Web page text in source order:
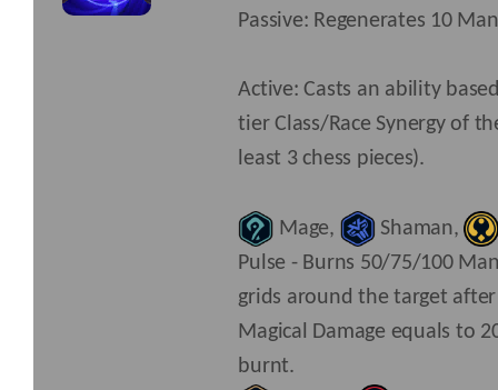
Passive: Regenerates 10
Active: Casts an ability
tier Class/Race Synergy of
least 3 chess pieces).
Mage, Shaman,
Pulse - Burns 50/75/100
grids around the target after
Magical Damage equals to
burnt.